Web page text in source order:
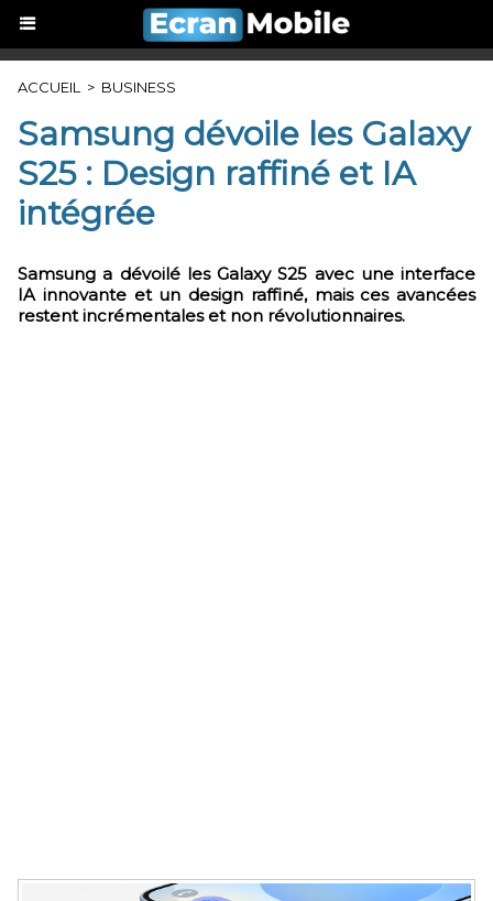
ACCUEIL > BUSINESS
Samsung dévoile les Galaxy
S25 : Design raffiné et IA
intégrée
Samsung a dévoilé les Galaxy S25 avec une interface
IA innovante et un design raffiné, mais ces avancées
restent incrémentales et non révolutionnaires.